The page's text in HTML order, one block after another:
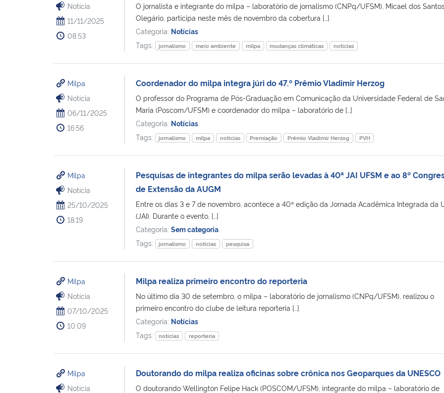
Notícia
11/11/2025
08:53
O jornalista e integrante do milpa – laboratório de jornalismo (CNPq/UFSM), Micael dos
Olegário, participa neste mês de novembro da cobertura […]
Categoria: Notícias
Tags:
jornalismo meio ambiente milpa mudanças climáticas notícias
Milpa
Notícia
06/11/2025
16:56
Coordenador do milpa integra júri do 47.º Prêmio Vladimir Herzog
O professor do Programa de Pós-Graduação em Comunicação da Universidade Federal de
Maria (Poscom/UFSM) e coordenador do milpa – laboratório de […]
Categoria: Notícias
Tags:
jornalismo milpa notícias Premiação Prêmio Vladimir Herzog PVH
Milpa
Notícia
25/10/2025
18:19
Pesquisas de integrantes do milpa serão levadas à 40ª JAI UFSM e ao 8º
de Extensão da AUGM
Entre os dias 3 e 7 de novembro, acontece a 40ª edição da Jornada Acadêmica Integrada da
(JAI). Durante o evento, […]
Categoria: Sem categoria
Tags:
jornalismo notícias pesquisa
Milpa
Notícia
07/10/2025
10:09
Milpa realiza primeiro encontro do reporteria
No último dia 30 de setembro, o milpa – laboratório de jornalismo (CNPq/UFSM), realizou o
primeiro encontro do clube de leitura reporteria […]
Categoria: Notícias
Tags:
notícias reporteria
Milpa
Notícia
Doutorando do milpa realiza oficinas sobre crônica nos Geoparques da UNESCO
O doutorando Wellington Felipe Hack (POSCOM/UFSM), integrante do milpa – laboratório de